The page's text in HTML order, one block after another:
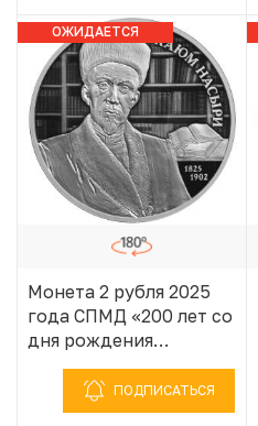
ОЖИДАЕТСЯ
ПОСТУПЛЕНИЕ
Монета 2 рубля 2025
года СПМД «200 лет со
дня рождения
Ученого-просветителя
Каюма Насыри»
ПОДПИСАТЬСЯ